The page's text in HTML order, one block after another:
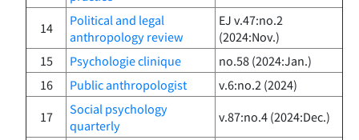
14
Political and legal
anthropology review
EJ v.47:no.2
(2024:Nov.)
15
Psychologie clinique
no.58 (2024:Jan.)
16
Public anthropologist
v.6:no.2 (2024)
17
Social psychology
quarterly
v.87:no.4 (2024:Dec.)